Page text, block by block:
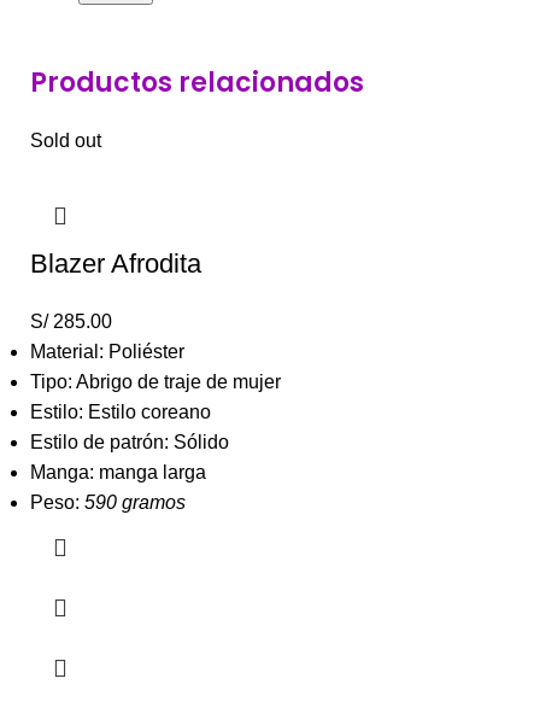
Productos relacionados
Sold out
Blazer Afrodita
S/285.00
Material: Poliéster
Tipo: Abrigo de traje de mujer
Estilo: Estilo coreano
Estilo de patrón: Sólido
Manga: manga larga
Peso: 590 gramos